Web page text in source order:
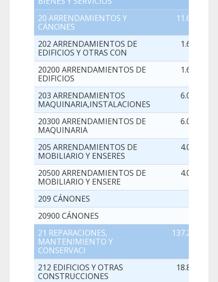
20 ARRENDAMIENTOS Y
CÁNONES
11.600,00
202 ARRENDAMIENTOS DE
EDIFICIOS Y OTRAS CON
1.600,00
20200 ARRENDAMIENTOS DE
EDIFICIOS
1.600,00
203 ARRENDAMIENTOS
MAQUINARIA,INSTALACIONES
6.000,00
20300 ARRENDAMIENTOS DE
MAQUINARIA
6.000,00
205 ARRENDAMIENTOS DE
MOBILIARIO Y ENSERES
4.000,00
20500 ARRENDAMIENTOS DE
MOBILIARIO Y ENSERE
4.000,00
209 CÁNONES
20900 CÁNONES
21 REPARACIONES,
MANTENIMIENTO Y
CONSERVACI
137.217,00
212 EDIFICIOS Y OTRAS
CONSTRUCCIONES
18.876,00